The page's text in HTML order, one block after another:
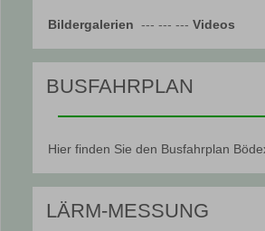
Bildergalerien --- --- --- Videos
BUSFAHRPLAN
Hier finden Sie den Busfahrplan
LÄRM-MESSUNG